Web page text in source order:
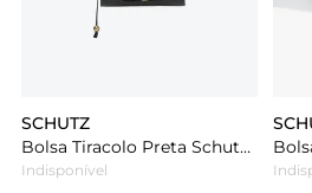
SCHUTZ
Bolsa Tiracolo Preta Schutz Lessie Couro
Indisponível